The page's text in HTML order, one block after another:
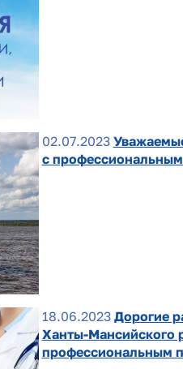
02.07.2023
с
18.06.2023 Дорогие
Ханты-Мансийского
профессиональным